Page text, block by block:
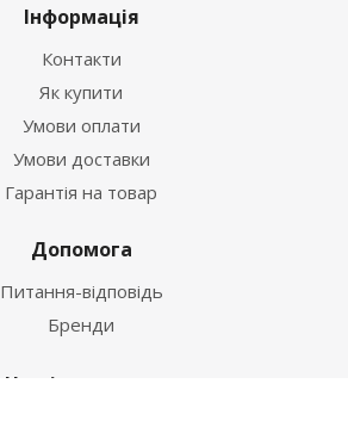
Інформація
Контакти
Як купити
Умови оплати
Умови доставки
Гарантія на товар
Допомога
Питання-відповідь
Бренди
Наші контакти